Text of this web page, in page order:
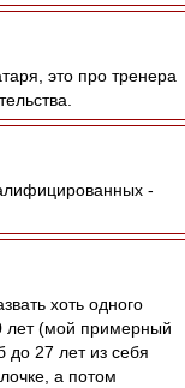
это про тренера
-
хоть одного
лет (мой примерный
до 27 лет из себя
а потом